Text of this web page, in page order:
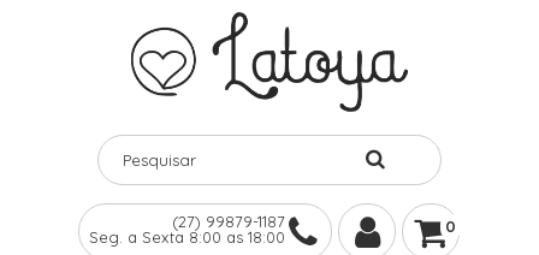
(27) 99879-1187
Seg. a Sexta 8:00 as 18:00
0